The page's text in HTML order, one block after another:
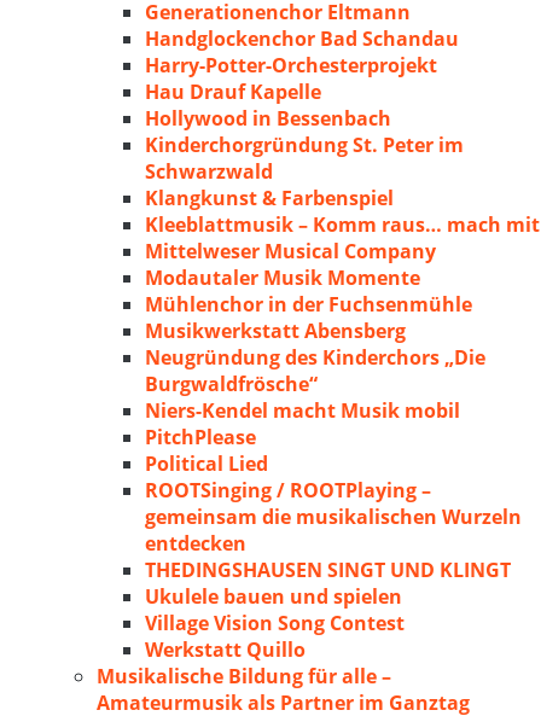
Generationenchor Eltmann
Handglockenchor Bad Schandau
Harry-Potter-Orchesterprojekt
Hau Drauf Kapelle
Hollywood in Bessenbach
Kinderchorgründung St. Peter im
Schwarzwald
Klangkunst & Farbenspiel
Kleeblattmusik – Komm raus… mach mit
Mittelweser Musical Company
Modautaler Musik Momente
Mühlenchor in der Fuchsenmühle
Musikwerkstatt Abensberg
Neugründung des Kinderchors „Die
Burgwaldfrösche“
Niers-Kendel macht Musik mobil
PitchPlease
Political Lied
ROOTSinging / ROOTPlaying –
gemeinsam die musikalischen Wurzeln
entdecken
THEDINGSHAUSEN SINGT UND KLINGT
Ukulele bauen und spielen
Village Vision Song Contest
Werkstatt Quillo
Musikalische Bildung für alle –
Amateurmusik als Partner im Ganztag